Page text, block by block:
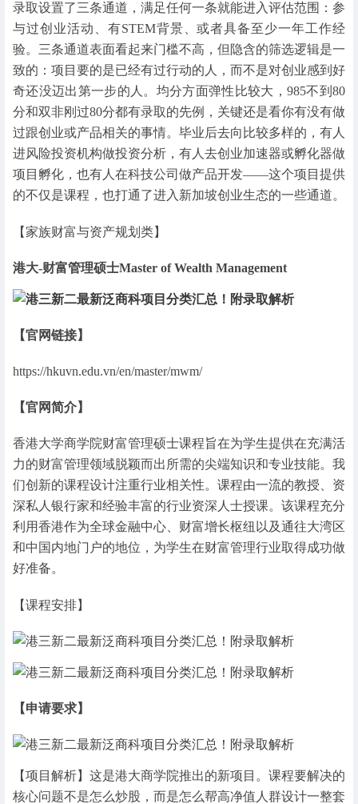
录取设置了三条通道，满足任何一条就能进入评估范围：参
与过创业活动、有STEM背景、或者具备至少一年工作经
验。三条通道表面看起来门槛不高，但隐含的筛选逻辑是一
致的：项目要的是已经有过行动的人，而不是对创业感到好
奇还没迈出第一步的人。均分方面弹性比较大，985不到80
分和双非刚过80分都有录取的先例，关键还是看你有没有做
过跟创业或产品相关的事情。毕业后去向比较多样的，有人
进风险投资机构做投资分析，有人去创业加速器或孵化器做
项目孵化，也有人在科技公司做产品开发——这个项目提供
的不仅是课程，也打通了进入新加坡创业生态的一些通道。
【家族财富与资产规划类】
港大-财富管理硕士Master of Wealth Management
【官网链接】
https://hkuvn.edu.vn/en/master/mwm/
【官网简介】
香港大学商学院财富管理硕士课程旨在为学生提供在充满活
力的财富管理领域脱颖而出所需的尖端知识和专业技能。我
们创新的课程设计注重行业相关性。课程由一流的教授、资
深私人银行家和经验丰富的行业资深人士授课。该课程充分
利用香港作为全球金融中心、财富增长枢纽以及通往大湾区
和中国内地门户的地位，为学生在财富管理行业取得成功做
好准备。
【课程安排】
【申请要求】
【项目解析】这是港大商学院推出的新项目。课程要解决的
核心问题不是怎么炒股，而是怎么帮高净值人群设计一整套